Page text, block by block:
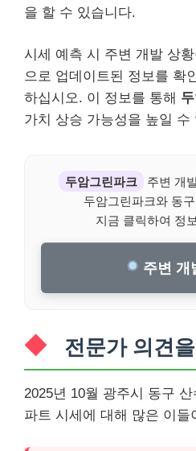
을 할 수 있습니다.
시세 예측 시 주변 개발 상
으로 업데이트된 정보를 확
하십시오. 이 정보를 통해
가치 상승 가능성을 높일 수
두암그린파크
주변 개
두암그린파크와 동
지금 클릭하여 정
주변 개
전문가 의견
2025년 10월 광주시 동구
파트 시세에 대해 많은 이들